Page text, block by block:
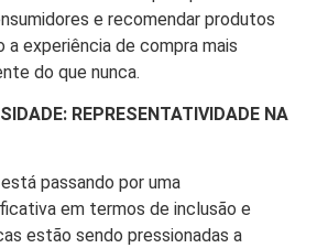
e recomendar produtos
a experiência de compra mais
do que nunca.
REPRESENTATIVIDADE NA
passando por uma
em termos de inclusão e
estão sendo pressionadas a